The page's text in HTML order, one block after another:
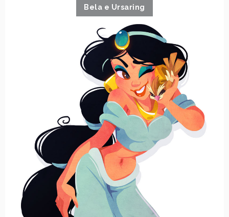
Bela e Ursaring